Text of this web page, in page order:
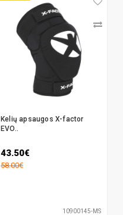
Kelių apsaugos X-factor
EVO..
43.50€
58.00€
10900145-MS